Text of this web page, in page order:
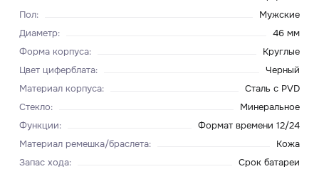
Пол:
Мужские
Диаметр:
46 мм
Форма корпуса:
Круглые
Цвет циферблата:
Черный
Материал корпуса:
Сталь с PVD
Стекло:
Минеральное
Функции:
Формат времени 12/24
Материал ремешка/браслета:
Кожа
Запас хода:
Срок батареи